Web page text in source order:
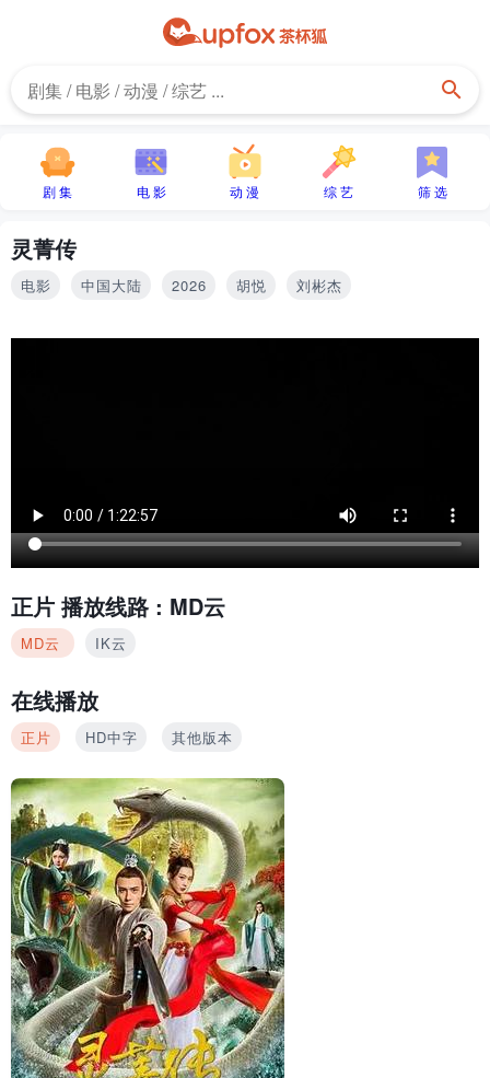
剧 集 电 影 动 漫 综 艺 筛 选
灵菁传
电影 中国大陆 2026 胡悦 刘彬杰
正片 播放线路 : MD云
MD云 IK云
在线播放
正片 HD中字 其他版本